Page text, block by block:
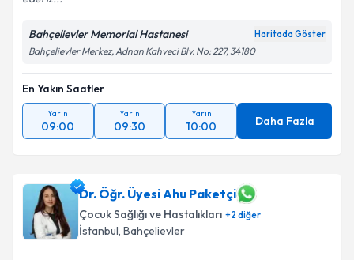
Bahçelievler Memorial Hastanesi Haritada Göster
Bahçelievler Merkez, Adnan Kahveci Blv. No: 227, 34180
En Yakın Saatler
Yarın
09:00
Yarın
09:30
Yarın
10:00 Daha Fazla
Dr. Öğr. Üyesi Ahu Paketçi
Çocuk Sağlığı ve Hastalıkları +2 diğer
İstanbul, Bahçelievler